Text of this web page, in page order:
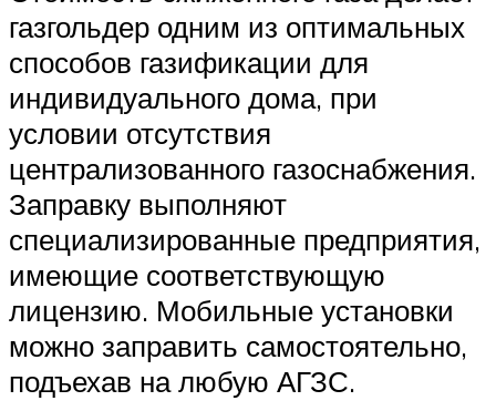
газгольдер одним из оптимальных
способов газификации для
индивидуального дома, при
условии отсутствия
централизованного газоснабжения.
Заправку выполняют
специализированные предприятия,
имеющие соответствующую
лицензию. Мобильные установки
можно заправить самостоятельно,
подъехав на любую АГЗС.